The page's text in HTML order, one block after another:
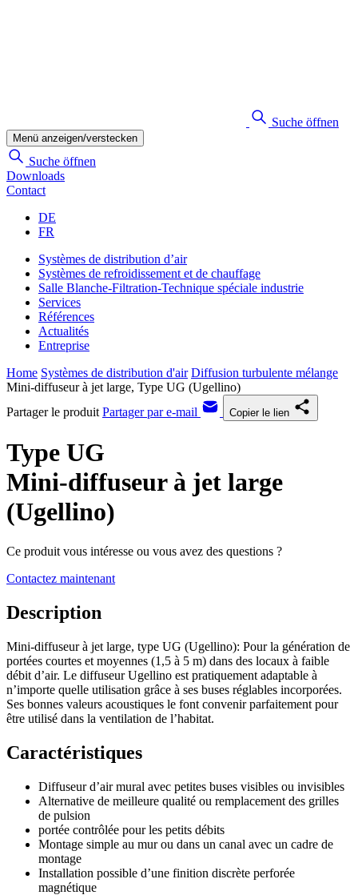
Suche öffnen
Menü anzeigen/verstecken
Suche öffnen
Downloads
Contact
DE
FR
Systèmes de distribution d’air
Systèmes de refroidissement et de chauffage
Salle Blanche-Filtration-Technique spéciale industrie
Services
Références
Actualités
Entreprise
Home Systèmes de distribution d'air Diffusion turbulente mélange
Mini-diffuseur à jet large, Type UG (Ugellino)
Partager le produit Partager par e-mail Copier le lien
Type UG
Mini-diffuseur à jet large
(Ugellino)
Ce produit vous intéresse ou vous avez des questions ?
Contactez maintenant
Description
Mini-diffuseur à jet large, type UG (Ugellino): Pour la génération de
portées courtes et moyennes (1,5 à 5 m) dans des locaux à faible
débit d’air. Le diffuseur Ugellino est pratiquement adaptable à
n’importe quelle utilisation grâce à ses buses réglables incorporées.
Ses bonnes valeurs acoustiques le font convenir parfaitement pour
être utilisé dans la ventilation de l’habitat.
Caractéristiques
Diffuseur d’air mural avec petites buses visibles ou invisibles
Alternative de meilleure qualité ou remplacement des grilles
de pulsion
portée contrôlée pour les petits débits
Montage simple au mur ou dans un canal avec un cadre de
montage
Installation possible d’une finition discrète perforée
magnétique